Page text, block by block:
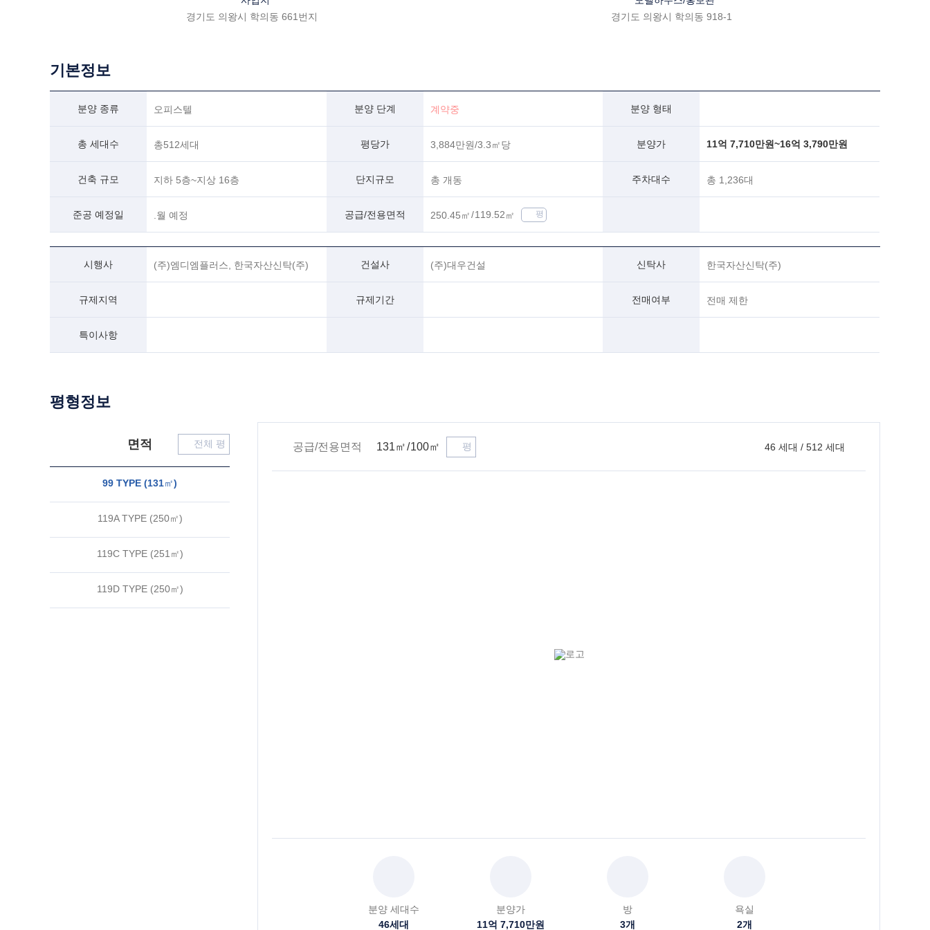
경기도 의왕시 학의동 661번지
경기도 의왕시 학의동 918-1
기본정보
분양 종류 오피스텔 분양 단계 계약중 분양 형태
총 세대수 총512세대 평당가 3,884만원/3.3㎡당 분양가 11억 7,710만원~16억 3,790만원
건축 규모 지하 5층~지상 16층 단지규모 총 개동 주차대수 총 1,236대
준공 예정일 .월 예정 공급/전용면적 250.45㎡ 119.52㎡ 평
시행사 (주)엠디엠플러스, 한국자산신탁(주) 건설사 (주)대우건설 신탁사 한국자산신탁(주)
규제지역 규제기간 전매여부 전매 제한
특이사항
평형정보
면적 전체 평
99 TYPE (131㎡)
119A TYPE (250㎡)
119C TYPE (251 ㎡)
119D TYPE (250㎡)
공급/전용면적 131㎡ 100㎡ 평 46 세대 / 512 세대
분양 세대수
46세대
분양가
11억 7,710만원
방
3개
욕실
2개